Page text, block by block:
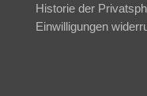
Historie der
Einwilligungen